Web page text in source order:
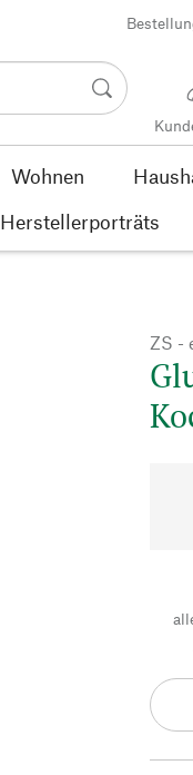
Wohnen
Herstellerporträts
ZS -